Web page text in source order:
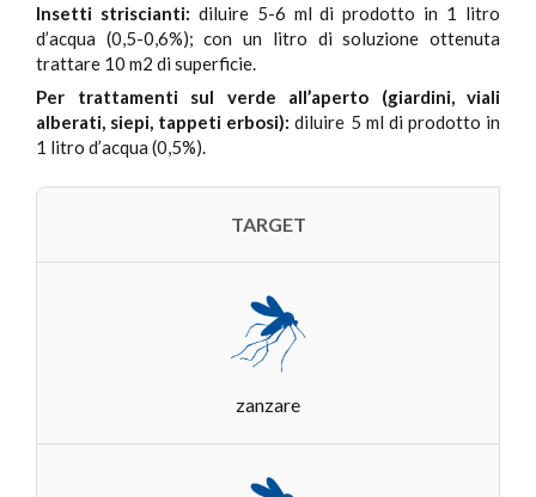
Insetti striscianti: diluire 5-6 ml di prodotto in 1 litro
d’acqua (0,5-0,6%); con un litro di soluzione ottenuta
trattare 10 m2 di superficie.
Per trattamenti sul verde all’aperto (giardini, viali
alberati, siepi, tappeti erbosi): diluire 5 ml di prodotto in
1 litro d’acqua (0,5%).
TARGET
zanzare